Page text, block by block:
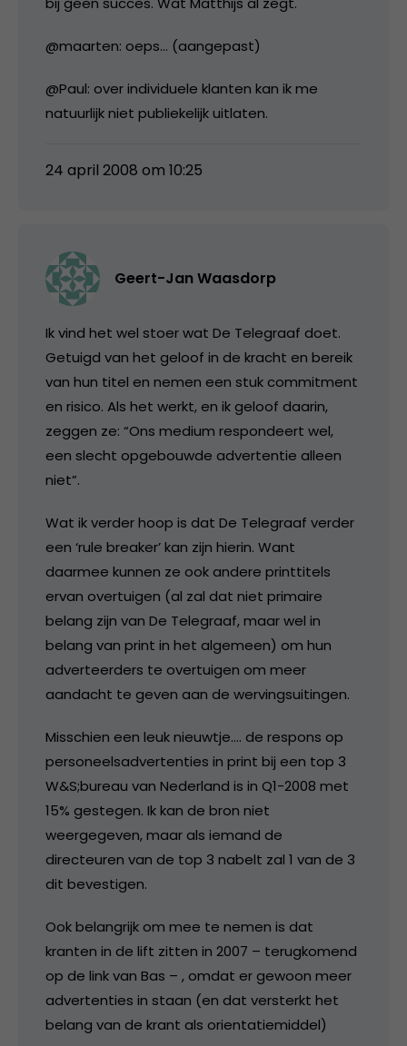
@maarten: oeps… (aangepast)
@Paul: over individuele klanten kan ik me
natuurlijk niet publiekelijk uitlaten.
24 april 2008 om 10:25
Geert-Jan Waasdorp
Ik vind het wel stoer wat De Telegraaf doet.
Getuigd van het geloof in de kracht en bereik
van hun titel en nemen een stuk commitment
en risico. Als het werkt, en ik geloof daarin,
zeggen ze: “Ons medium respondeert wel,
een slecht opgebouwde advertentie alleen
niet”.
Wat ik verder hoop is dat De Telegraaf verder
een ‘rule breaker’ kan zijn hierin. Want
daarmee kunnen ze ook andere printtitels
ervan overtuigen (al zal dat niet primaire
belang zijn van De Telegraaf, maar wel in
belang van print in het algemeen) om hun
adverteerders te overtuigen om meer
aandacht te geven aan de wervingsuitingen.
Misschien een leuk nieuwtje…. de respons op
personeelsadvertenties in print bij een top 3
W&S;bureau van Nederland is in Q1-2008 met
15% gestegen. Ik kan de bron niet
weergegeven, maar als iemand de
directeuren van de top 3 nabelt zal 1 van de 3
dit bevestigen.
Ook belangrijk om mee te nemen is dat
kranten in de lift zitten in 2007 – terugkomend
op de link van Bas – , omdat er gewoon meer
advertenties in staan (en dat versterkt het
belang van de krant als orientatiemiddel)